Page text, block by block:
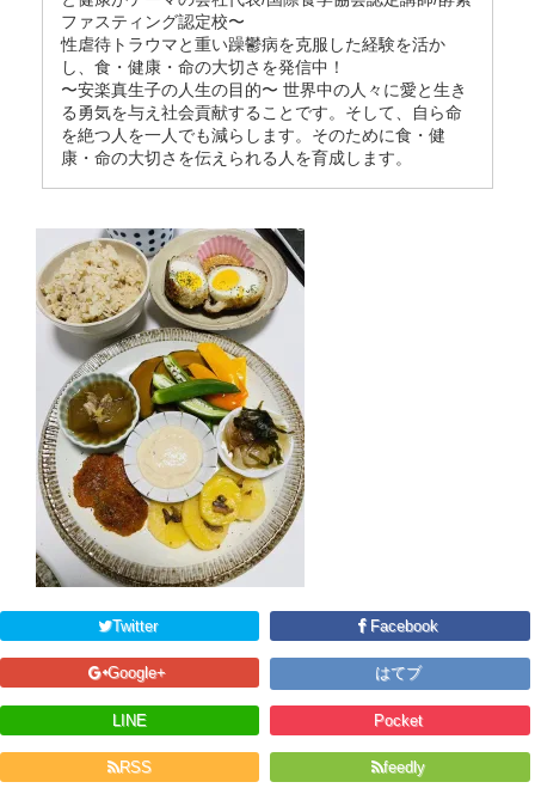
ファスティング認定校〜
性虐待トラウマと重い躁鬱病を克服した経験を活か
し、食・健康・命の大切さを発信中！
〜安楽真生子の人生の目的〜 世界中の人々に愛と生き
る勇気を与え社会貢献することです。そして、自ら命
を絶つ人を一人でも減らします。そのために食・健
康・命の大切さを伝えられる人を育成します。
Twitter Facebook
Google+ はてブ
LINE Pocket
RSS feedly